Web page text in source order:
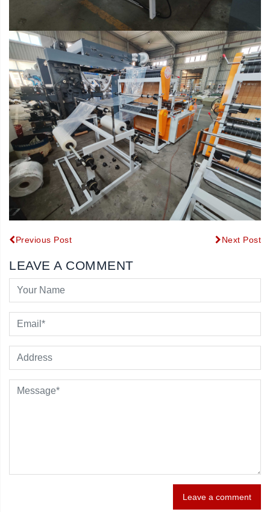
Previous Post Next Post
LEAVE A COMMENT
Leave a comment